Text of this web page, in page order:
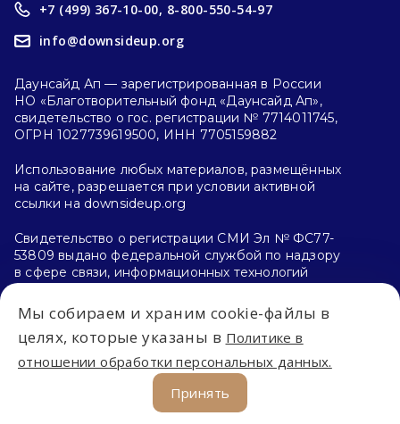
+7 (499) 367-10-00, 8-800-550-54-97
info@downsideup.org
Даунсайд Ап — зарегистрированная в России
НО «Благотворительный фонд «Даунсайд Ап»,
свидетельство о гос. регистрации № 7714011745,
ОГРН 1027739619500, ИНН 7705159882
Использование любых материалов, размещённых
на сайте, разрешается при условии активной
ссылки на downsideup.org
Свидетельство о регистрации СМИ Эл № ФС77-
53809 выдано федеральной службой по надзору
в сфере связи, информационных технологий
и массовых коммуникаций (Роскомнадзор)
26.04.2013 г.
Политика конфиденциальности
Мы собираем и храним cookie-файлы в
целях, которые указаны в Политике в
отношении обработки персональных данных.
Принять